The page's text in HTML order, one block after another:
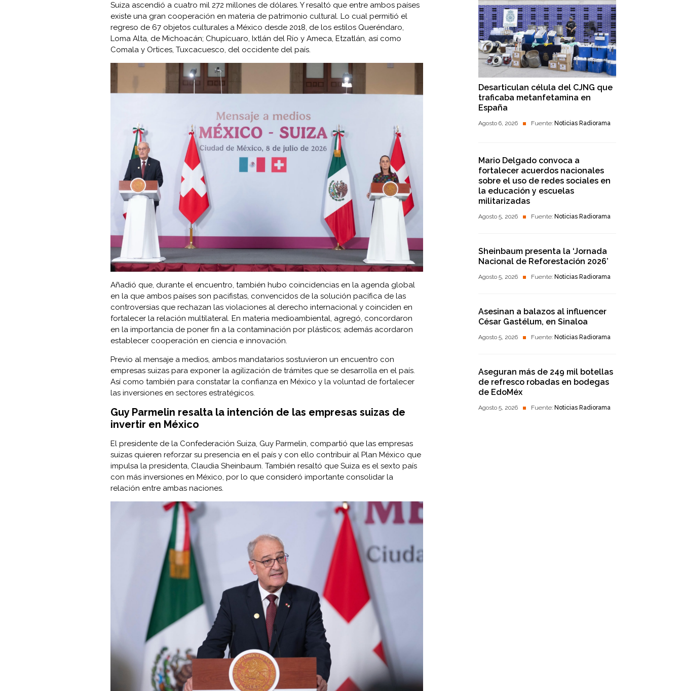
Suiza ascendió a cuatro mil 272 millones de dólares. Y resaltó que entre ambos países
existe una gran cooperación en materia de patrimonio cultural. Lo cual permitió el
regreso de 67 objetos culturales a México desde 2018, de los estilos Queréndaro,
Loma Alta, de Michoacán; Chupícuaro, Ixtlán del Río y Ameca, Etzatlán, así como
Comala y Ortices, Tuxcacuesco, del occidente del país.
Añadió que, durante el encuentro, también hubo coincidencias en la agenda global
en la que ambos países son pacifistas, convencidos de la solución pacífica de las
controversias que rechazan las violaciones al derecho internacional y coinciden en
fortalecer la relación multilateral. En materia medioambiental, agregó, concordaron
en la importancia de poner fin a la contaminación por plásticos; además acordaron
establecer cooperación en ciencia e innovación.
Previo al mensaje a medios, ambos mandatarios sostuvieron un encuentro con
empresas suizas para exponer la agilización de trámites que se desarrolla en el país.
Así como también para constatar la confianza en México y la voluntad de fortalecer
las inversiones en sectores estratégicos.
Guy Parmelin resalta la intención de las empresas suizas de
invertir en México
El presidente de la Confederación Suiza, Guy Parmelin, compartió que las empresas
suizas quieren reforzar su presencia en el país y con ello contribuir al Plan México que
impulsa la presidenta, Claudia Sheinbaum. También resaltó que Suiza es el sexto país
con más inversiones en México, por lo que consideró importante consolidar la
relación entre ambas naciones.
Desarticulan célula del CJNG que
traficaba metanfetamina en
España
Agosto 6, 2026 Fuente: Noticias Radiorama
Mario Delgado convoca a
fortalecer acuerdos nacionales
sobre el uso de redes sociales en
la educación y escuelas
militarizadas
Agosto 5, 2026 Fuente: Noticias Radiorama
Sheinbaum presenta la ‘Jornada
Nacional de Reforestación 2026’
Agosto 5, 2026 Fuente: Noticias Radiorama
Asesinan a balazos al influencer
César Gastélum, en Sinaloa
Agosto 5, 2026 Fuente: Noticias Radiorama
Aseguran más de 249 mil botellas
de refresco robadas en bodegas
de EdoMéx
Agosto 5, 2026 Fuente: Noticias Radiorama